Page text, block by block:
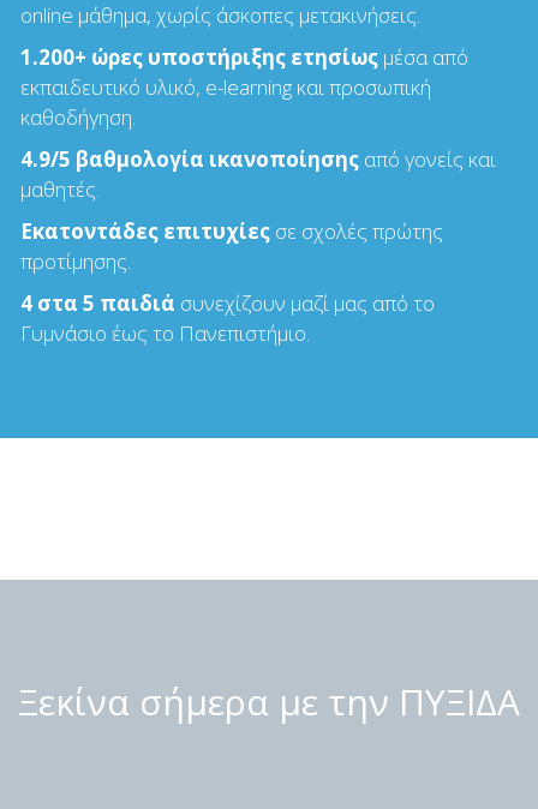
online μάθημα, χωρίς άσκοπες μετακινήσεις.
1.200+ ώρες υποστήριξης ετησίως μέσα από
εκπαιδευτικό υλικό, e-learning και προσωπική
καθοδήγηση.
4.9/5 βαθμολογία ικανοποίησηςαπό γονείς και
μαθητές.
Εκατοντάδες επιτυχίεςσε σχολές πρώτης
προτίμησης.
4 στα 5 παιδιά συνεχίζουν μαζί μας από το
Γυμνάσιο έως το Πανεπιστήμιο.
Ξεκίνα σήμερα με την ΠΥΞΙΔΑ